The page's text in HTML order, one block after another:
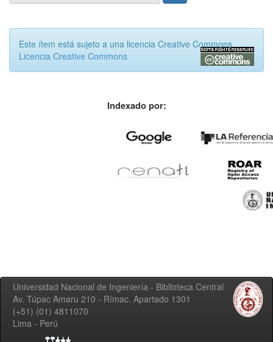
Este ítem está sujeto a una licencia Creative Commons
Licencia Creative Commons
Indexado por:
Universidad Nacional de Ingeniería - Biblioteca Central
Av. Túpac Amaru 210 - Rímac. Apartado 1301
(+51) (01) 4811070
Lima - Perú